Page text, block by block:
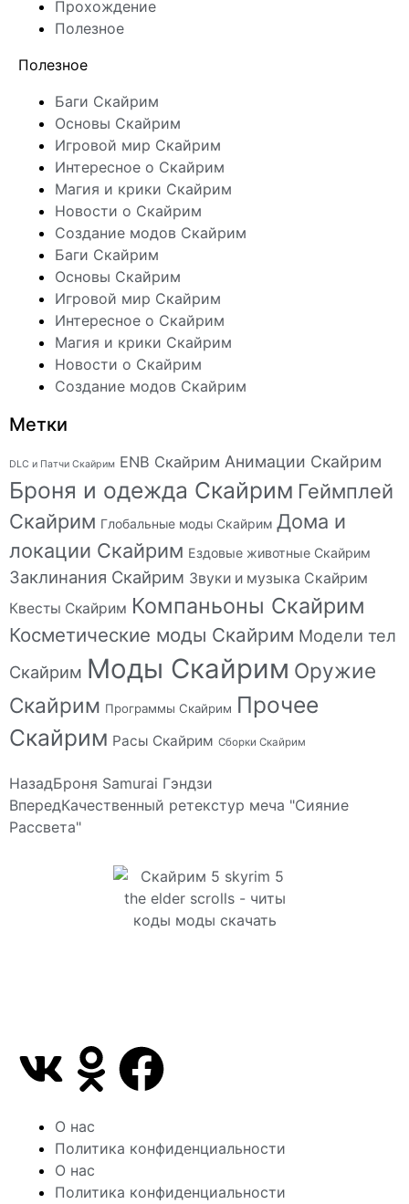
Прохождение
Полезное
Полезное
Баги Скайрим
Основы Скайрим
Игровой мир Скайрим
Интересное о Скайрим
Магия и крики Скайрим
Новости о Скайрим
Создание модов Скайрим
Баги Скайрим
Основы Скайрим
Игровой мир Скайрим
Интересное о Скайрим
Магия и крики Скайрим
Новости о Скайрим
Создание модов Скайрим
Метки
DLC и Патчи Скайрим ENB Скайрим Анимации Скайрим
Броня и одежда Скайрим Геймплей
Скайрим Глобальные моды Скайрим Дома и
локации Скайрим Ездовые животные Скайрим
Заклинания Скайрим Звуки и музыка Скайрим
Квесты Скайрим Компаньоны Скайрим
Косметические моды Скайрим Модели тел
Скайрим Моды Скайрим Оружие
Скайрим Программы Скайрим Прочее
Скайрим Расы Скайрим Сборки Скайрим
НазадБроня Samurai Гэндзи
ВпередКачественный ретекстур меча "Сияние
Рассвета"
О нас
Политика конфиденциальности
О нас
Политика конфиденциальности